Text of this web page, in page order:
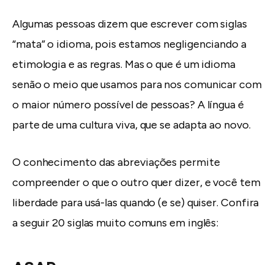
Algumas pessoas dizem que escrever com siglas
“mata” o idioma, pois estamos negligenciando a
etimologia e as regras. Mas o que é um idioma
senão o meio que usamos para nos comunicar com
o maior número possível de pessoas? A língua é
parte de uma cultura viva, que se adapta ao novo.
O conhecimento das abreviações permite
compreender o que o outro quer dizer, e você tem
liberdade para usá-las quando (e se) quiser. Confira
a seguir 20 siglas muito comuns em inglês: